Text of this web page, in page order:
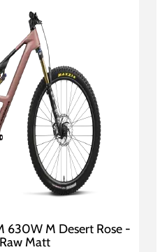
630W M Desert Rose -
Matt